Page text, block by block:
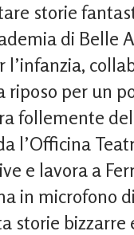
storie
di Belle
per un
follemente
l’Officina
e lavora a
in microfono
storie bizzarre